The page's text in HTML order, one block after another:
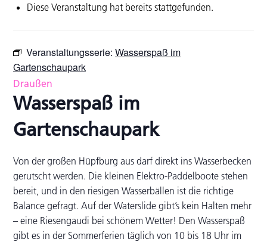
Diese Veranstaltung hat bereits stattgefunden.
Veranstaltungsserie: Wasserspaß im
Gartenschaupark
Draußen
Wasserspaß im
Gartenschaupark
Von der großen Hüpfburg aus darf direkt ins Wasserbecken
gerutscht werden. Die kleinen Elektro-Paddelboote stehen
bereit, und in den riesigen Wasserbällen ist die richtige
Balance gefragt. Auf der Waterslide gibt’s kein Halten mehr
– eine Riesengaudi bei schönem Wetter! Den Wasserspaß
gibt es in der Sommerferien täglich von 10 bis 18 Uhr im